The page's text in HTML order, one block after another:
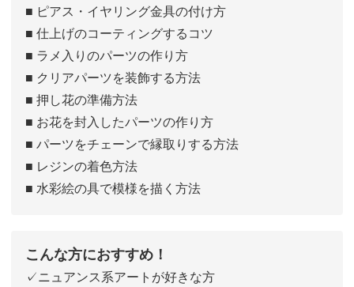
■ ピアス・イヤリング金具の付け方
■ 仕上げのコーティングするコツ
■ ラメ入りのパーツの作り方
■ クリアパーツを装飾する方法
■ 押し花の準備方法
■ お花を封入したパーツの作り方
■ パーツをチェーンで縁取りする方法
■ レジンの着色方法
■ 水彩絵の具で模様を描く方法
こんな方におすすめ！
✓ニュアンス系アートが好きな方